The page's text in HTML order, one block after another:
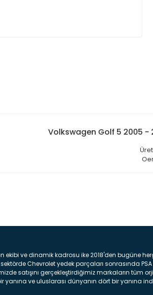
Volkswagen Golf 5 2005 -
ekibi ve dinamik kadrosu ike 2018'den bugüne
sektörde Chevrolet yedek parçaları sonrasında
satışını gerçekleştirdiğimiz markaların tüm
ve uluslarası dünyanın dört bir yanına